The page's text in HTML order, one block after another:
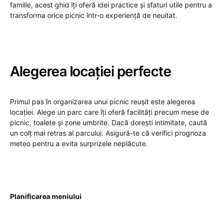
familie, acest ghid îți oferă idei practice și sfaturi utile pentru a
transforma orice picnic într-o experiență de neuitat.
Alegerea locației perfecte
Primul pas în organizarea unui picnic reușit este alegerea
locației. Alege un parc care îți oferă facilități precum mese de
picnic, toalete și zone umbrite. Dacă dorești intimitate, caută
un colț mai retras al parcului. Asigură-te că verifici prognoza
meteo pentru a evita surprizele neplăcute.
Planificarea meniului